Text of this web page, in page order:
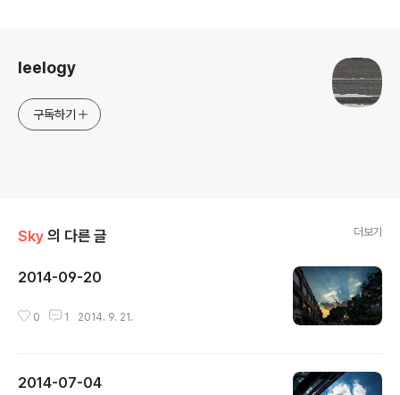
leelogy
구독하기
Sky 의 다른 글 더보기
2014-09-20
0 1 2014. 9. 21.
2014-07-04